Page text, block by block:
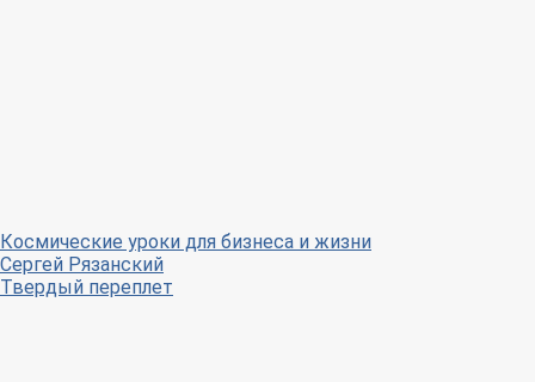
Космические уроки для бизнеса и жизни
Сергей Рязанский
Твердый переплет